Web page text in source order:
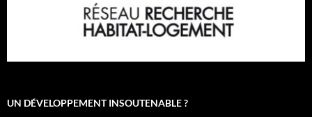
UN DÉVELOPPEMENT INSOUTENABLE ?